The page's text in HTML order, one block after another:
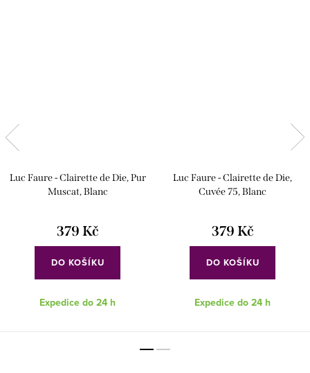
Luc Faure - Clairette de Die, Pur
Muscat, Blanc
379 Kč
DO KOŠÍKU
Expedice do 24 h
Luc Faure - Clairette de Die,
Cuvée 75, Blanc
379 Kč
DO KOŠÍKU
Expedice do 24 h